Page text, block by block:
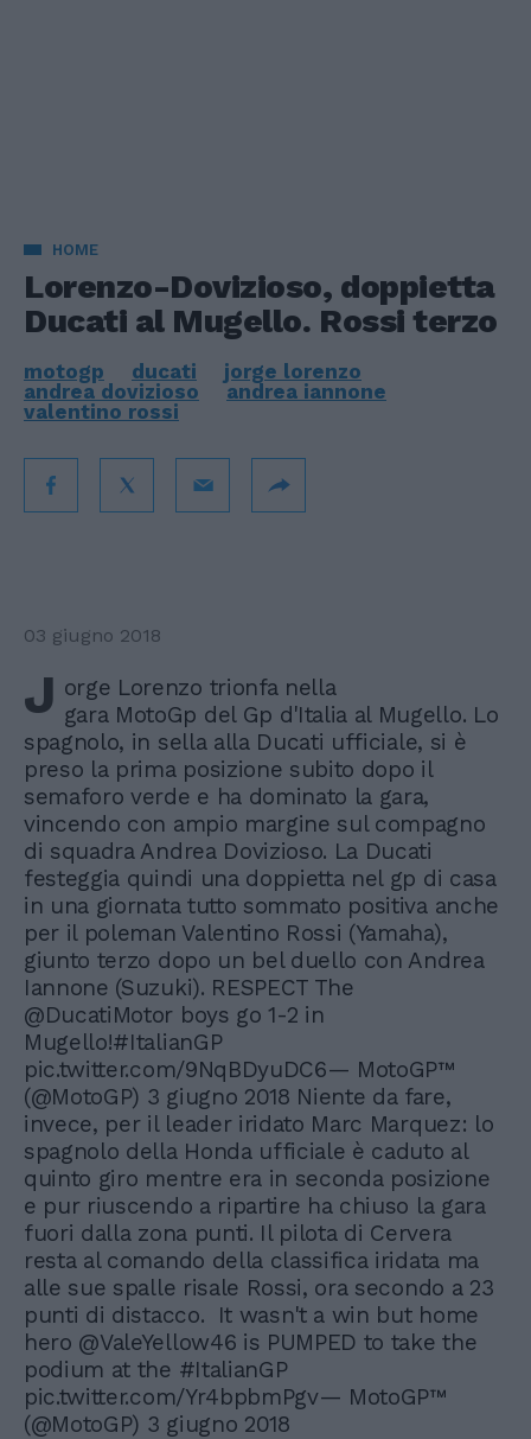
HOME
Lorenzo-Dovizioso, doppietta
Ducati al Mugello. Rossi terzo
motogp ducati
jorge lorenzo
andrea dovizioso
andrea iannone
valentino rossi
03 giugno 2018
J orge Lorenzo trionfa nella
gara MotoGp del Gp d'Italia al Mugello. Lo
spagnolo, in sella alla Ducati ufficiale, si è
preso la prima posizione subito dopo il
semaforo verde e ha dominato la gara,
vincendo con ampio margine sul compagno
di squadra Andrea Dovizioso. La Ducati
festeggia quindi una doppietta nel gp di casa
in una giornata tutto sommato positiva anche
per il poleman Valentino Rossi (Yamaha),
giunto terzo dopo un bel duello con Andrea
Iannone (Suzuki). RESPECT The
@DucatiMotor boys go 1-2 in
Mugello!#ItalianGP
pic.twitter.com/9NqBDyuDC6— MotoGP™
(@MotoGP) 3 giugno 2018 Niente da fare,
invece, per il leader iridato Marc Marquez: lo
spagnolo della Honda ufficiale è caduto al
quinto giro mentre era in seconda posizione
e pur riuscendo a ripartire ha chiuso la gara
fuori dalla zona punti. Il pilota di Cervera
resta al comando della classifica iridata ma
alle sue spalle risale Rossi, ora secondo a 23
punti di distacco. It wasn't a win but home
hero @ValeYellow46 is PUMPED to take the
podium at the #ItalianGP
pic.twitter.com/Yr4bpbmPgv— MotoGP™
(@MotoGP) 3 giugno 2018